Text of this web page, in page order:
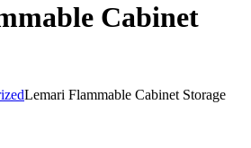
Cabinet
Lemari Flammable Cabinet Storage